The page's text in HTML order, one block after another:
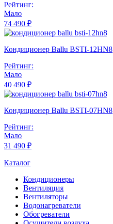
Рейтинг:
Мало
74 490 ₽
Кондиционер Ballu BSTI-12HN8
Рейтинг:
Мало
40 490 ₽
Кондиционер Ballu BSTI-07HN8
Рейтинг:
Мало
31 490 ₽
Каталог
Кондиционеры
Вентиляция
Вентиляторы
Водонагреватели
Обогреватели